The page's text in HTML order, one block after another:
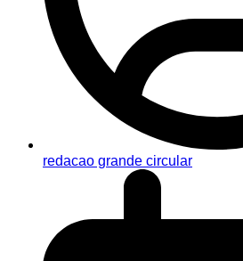
redacao grande circular